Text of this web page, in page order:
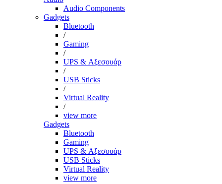
Audio Components
Gadgets
Bluetooth
/
Gaming
/
UPS & Αξεσουάρ
/
USB Sticks
/
Virtual Reality
/
view more
Gadgets
Bluetooth
Gaming
UPS & Αξεσουάρ
USB Sticks
Virtual Reality
view more